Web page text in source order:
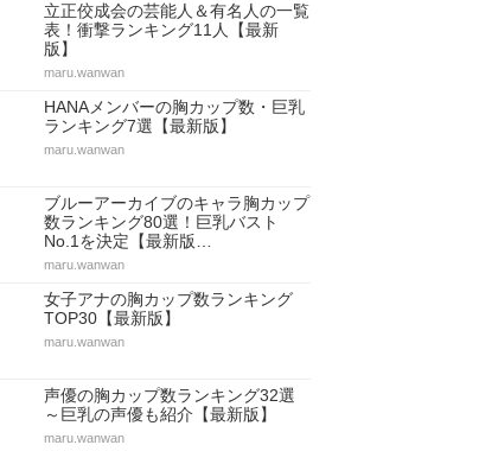
立正佼成会の芸能人＆有名人の一覧
表！衝撃ランキング11人【最新
版】
maru.wanwan
HANAメンバーの胸カップ数・巨乳
ランキング7選【最新版】
maru.wanwan
ブルーアーカイブのキャラ胸カップ
数ランキング80選！巨乳バスト
No.1を決定【最新版…
maru.wanwan
女子アナの胸カップ数ランキング
TOP30【最新版】
maru.wanwan
声優の胸カップ数ランキング32選
～巨乳の声優も紹介【最新版】
maru.wanwan